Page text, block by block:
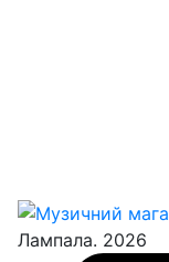
Лампала. 2026